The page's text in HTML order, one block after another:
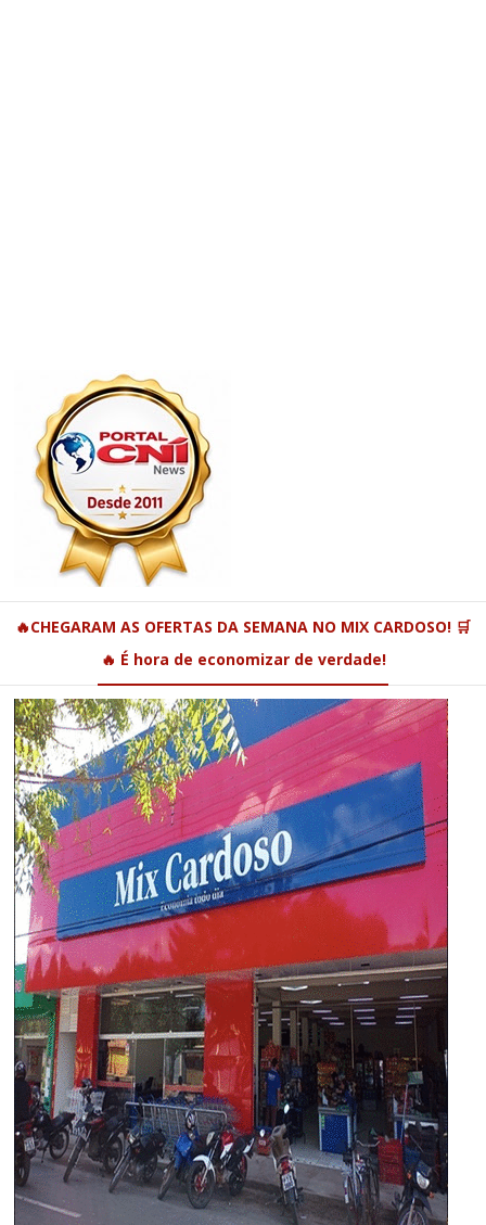
🔥CHEGARAM AS OFERTAS DA SEMANA NO MIX CARDOSO! 🛒
🔥 É hora de economizar de verdade!